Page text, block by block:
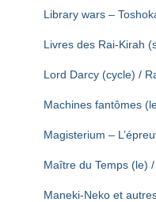
Library wars –
Livres des Rai-Kirah
Lord Darcy (cycle) /
Machines fantômes
Magisterium –
Maître du Temps (le)
Maneki-Neko et